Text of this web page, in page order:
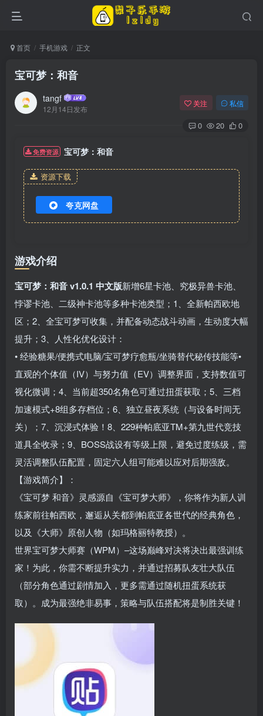
首页 手机游戏 正文
宝可梦：和音
tangf
12月14日发布
关注 私信
0 20 0
免费资源 宝可梦：和音
资源下载
夸克网盘
游戏介绍
宝可梦：和音 v1.0.1 中文版新增6星卡池、究极异兽卡池、
悖谬卡池、二级神卡池等多种卡池类型；1、全新帕西欧地
区；2、全宝可梦可收集，并配备动态战斗动画，生动度大幅
提升；3、人性化优化设计：
• 经验糖果/便携式电脑/宝可梦疗愈瓶/坐骑替代秘传技能等•
直观的个体值（IV）与努力值（EV）调整界面，支持数值可
视化微调；4、当前超350名角色可通过扭蛋获取；5、三档
加速模式+8组多存档位；6、独立昼夜系统（与设备时间无
关）；7、沉浸式体验！8、229种帕底亚TM+第九世代竞技
道具全收录；9、BOSS战设有等级上限，避免过度练级，需
灵活调整队伍配置，固定六人组可能难以应对后期强敌。
【游戏简介】：
《宝可梦 和音》灵感源自《宝可梦大师》，你将作为新人训
练家前往帕西欧，邂逅从关都到帕底亚各世代的经典角色，
以及《大师》原创人物（如玛格丽特教授）。
世界宝可梦大师赛（WPM）–这场巅峰对决将决出最强训练
家！为此，你需不断提升实力，并通过招募队友壮大队伍
（部分角色通过剧情加入，更多需通过随机扭蛋系统获
取）。成为最强绝非易事，策略与队伍搭配将是制胜关键！